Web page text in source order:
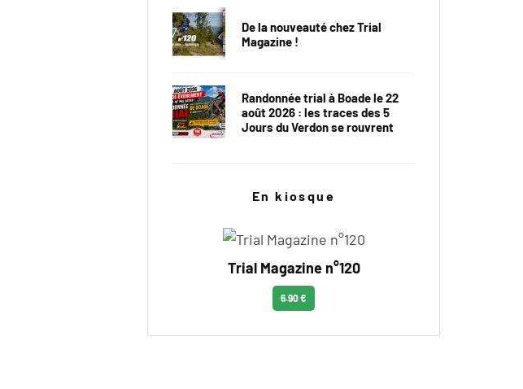
De la nouveauté chez Trial
Magazine !
Randonnée trial à Boade le 22
août 2026 : les traces des 5
Jours du Verdon se rouvrent
En kiosque
Trial Magazine n°120
6.90 €